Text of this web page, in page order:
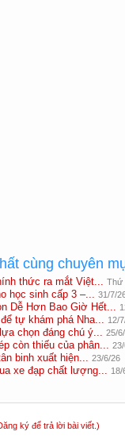
cùng chuyên
thức ra mắt Việt... Thứ
học sinh cấp 3 –... 31/7/
Dễ Hơn Bao Giờ Hết...
tự khám phá Nha... 12/
chọn đáng chú ý... 25/
còn thiếu của phân...
binh xuất hiện... 23/6/26
xe đạp chất lượng... 18/
ký để trả lời bài viết.)